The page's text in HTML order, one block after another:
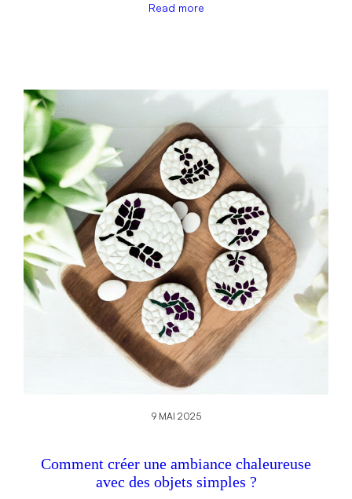
Read more
9 MAI 2025
Comment créer une ambiance chaleureuse
avec des objets simples ?